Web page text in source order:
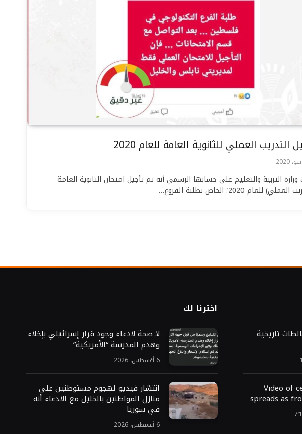
التدريب العملي للثانوية العامة للعام 2020
التربية والتعليم على حسابها الرسمي أنه تم تأجيل امتحان الثانوية العامة
للعام 2020؛ الخاص بطلبة الفروع…
تاريخية
Video of
spreads as
اخترنا لك
لا صحة لادعاء وجود قرار إسرائيلي بإخلاء
وهدم المدرسة “الأمريكية”
6 أغسطس، 2026
انتشار فيديو لهجوم مستوطنين على
منازل المواطنين بالخليل مع الادعاء أنه
في سوريا
6 أغسطس، 2026